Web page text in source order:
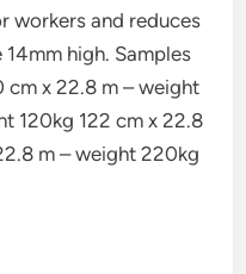
workers and reduces
high. Samples
cm x 22.8 m – weight
120kg 122 cm x 22.8
m – weight 220kg